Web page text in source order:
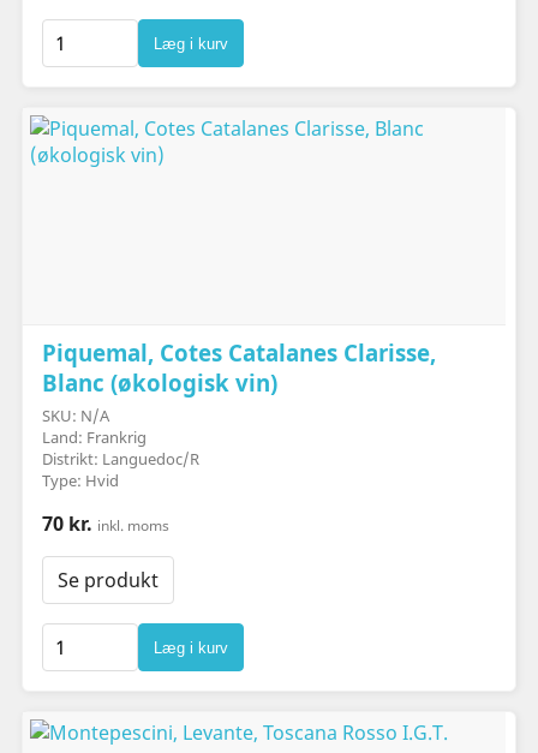
Læg i kurv
Piquemal, Cotes Catalanes Clarisse,
Blanc (økologisk vin)
SKU: N/A
Land: Frankrig
Distrikt: Languedoc/R
Type: Hvid
70 kr. inkl. moms
Se produkt
Læg i kurv